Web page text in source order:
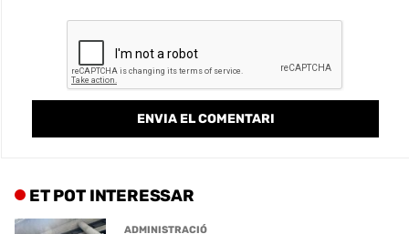
ET POT INTERESSAR
ADMINISTRACIÓ